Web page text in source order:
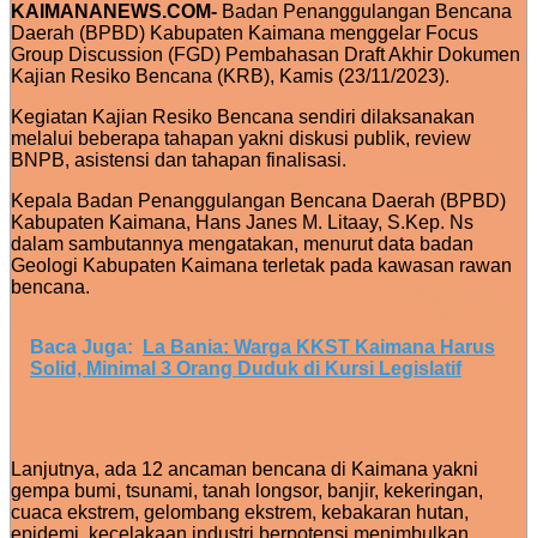
KAIMANANEWS.COM- Badan Penanggulangan Bencana
Daerah (BPBD) Kabupaten Kaimana menggelar Focus
Group Discussion (FGD) Pembahasan Draft Akhir Dokumen
Kajian Resiko Bencana (KRB), Kamis (23/11/2023).
Kegiatan Kajian Resiko Bencana sendiri dilaksanakan
melalui beberapa tahapan yakni diskusi publik, review
BNPB, asistensi dan tahapan finalisasi.
Kepala Badan Penanggulangan Bencana Daerah (BPBD)
Kabupaten Kaimana, Hans Janes M. Litaay, S.Kep. Ns
dalam sambutannya mengatakan, menurut data badan
Geologi Kabupaten Kaimana terletak pada kawasan rawan
bencana.
Baca Juga:
La Bania: Warga KKST Kaimana Harus
Solid, Minimal 3 Orang Duduk di Kursi Legislatif
Lanjutnya, ada 12 ancaman bencana di Kaimana yakni
gempa bumi, tsunami, tanah longsor, banjir, kekeringan,
cuaca ekstrem, gelombang ekstrem, kebakaran hutan,